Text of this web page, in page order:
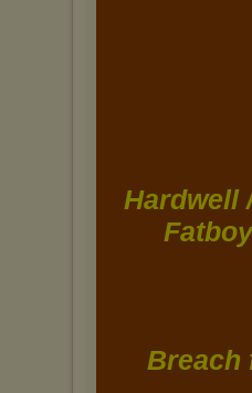
Hardwell
Breach